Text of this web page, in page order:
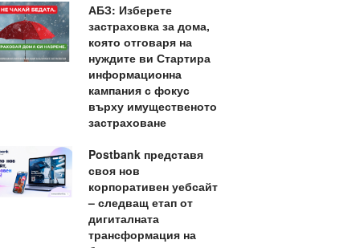
АБЗ: Изберете
застраховка за дома,
която отговаря на
нуждите ви Стартира
информационна
кампания с фокус
върху имущественото
застраховане
Postbank представя
своя нов
корпоративен уебсайт
– следващ етап от
дигиталната
трансформация на